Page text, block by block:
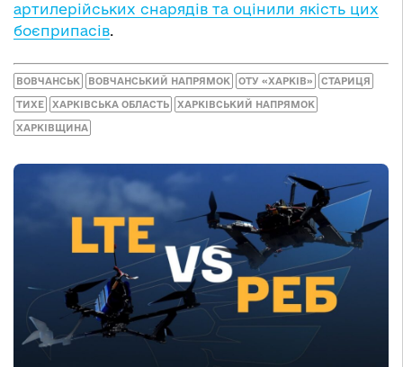
артилерійських снарядів та оцінили якість цих
боєприпасів.
ВОВЧАНСЬК ВОВЧАНСЬКИЙ НАПРЯМОК ОТУ «ХАРКІВ» СТАРИЦЯ
ТИХЕ ХАРКІВСЬКА ОБЛАСТЬ ХАРКІВСЬКИЙ НАПРЯМОК
ХАРКІВЩИНА